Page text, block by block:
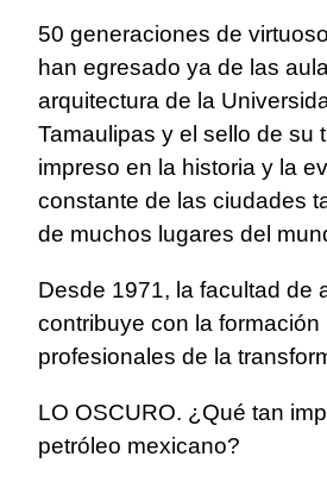
50 generaciones de
han egresado ya de las
arquitectura de la
Tamaulipas y el sello de su
impreso en la historia y la
constante de las ciudades
de muchos lugares del
Desde 1971, la facultad de
contribuye con la
profesionales de la
LO OSCURO. ¿Qué tan
petróleo mexicano?